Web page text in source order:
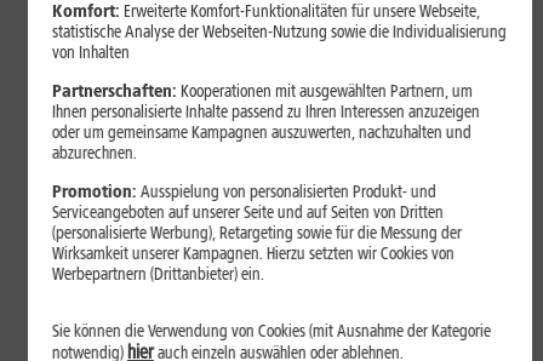
Eine Smartwatch macht Belastung, Tempo und Trainingsablauf
sichtbar. Erfahre, wie Du Pulsmessung, Herzfrequenzzonen, GPS,
keine medizinische Beurteilung ersetzen.
Mehr erfahren
Komfort: Erweiterte Komfort-Funktionalitäten für unsere Webseite,
statistische Analyse der Webseiten-Nutzung sowie die Individualisierung
von Inhalten
Partnerschaften: Kooperationen mit ausgewählten Partnern, um
Ihnen personalisierte Inhalte passend zu Ihren Interessen anzuzeigen
oder um gemeinsame Kampagnen auszuwerten, nachzuhalten und
abzurechnen.
Promotion: Ausspielung von personalisierten Produkt- und
Serviceangeboten auf unserer Seite und auf Seiten von Dritten
(personalisierte Werbung), Retargeting sowie für die Messung der
Wirksamkeit unserer Kampagnen. Hierzu setzten wir Cookies von
Werbepartnern (Drittanbieter) ein.
Sie können die Verwendung von Cookies (mit Ausnahme der Kategorie
notwendig) hierauch einzeln auswählen oder ablehnen.